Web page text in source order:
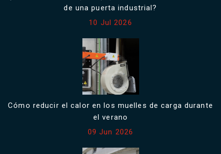
de una puerta industrial?
10 Jul 2026
Cómo reducir el calor en los muelles de carga durante
el verano
09 Jun 2026